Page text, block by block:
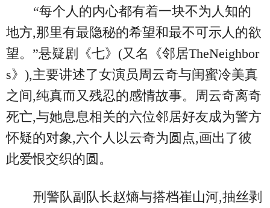
“每个人的内心都有着一块不为人知的
地方,那里有最隐秘的希望和最不可示人的欲
望。”悬疑剧《七》(又名《邻居TheNeighbor
s》),主要讲述了女演员周云奇与闺蜜冷美真
之间,纯真而又残忍的感情故事。周云奇离奇
死亡,与她息息相关的六位邻居好友成为警方
怀疑的对象,六个人以云奇为圆点,画出了彼
此爱恨交织的圆。
刑警队副队长赵熵与搭档崔山河,抽丝剥